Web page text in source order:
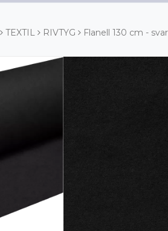
TEXTIL RIVTYG Flanell 130 cm -